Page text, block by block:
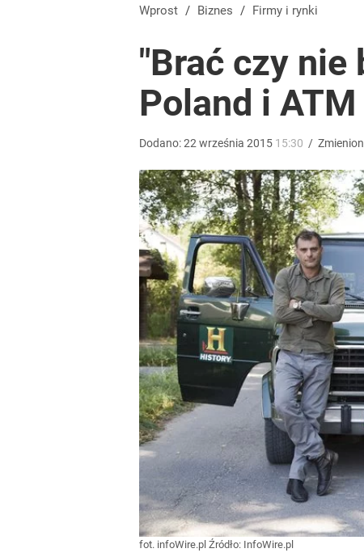
Wprost / Biznes / Firmy i rynki
"Brać czy nie
Poland i
Dodano:22 września 2015 15:30 /
fot. infoWire.pl Źródło: InfoWire.pl